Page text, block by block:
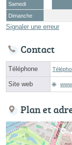
Samedi
Dimanche
Signaler une erreur
Contact
Téléphone
Site web
Plan et